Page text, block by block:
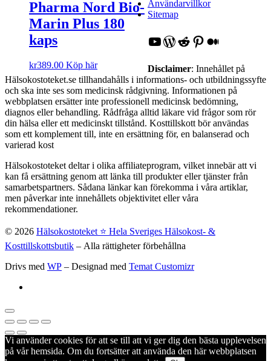
Pharma Nord Bio-
Marin Plus 180
kaps
kr389.00 Köp här
Användarvillkor
Sitemap
YouTube
WordPress
Reddit
Pinterest
Medium
Disclaimer: Innehållet på
Hälsokostoteket.se tillhandahålls i informations- och utbildningssyfte
och ska inte ses som medicinsk rådgivning. Informationen på
webbplatsen ersätter inte professionell medicinsk bedömning,
diagnos eller behandling. Rådfråga alltid läkare vid frågor som rör
din hälsa eller ett medicinskt tillstånd. Kosttillskott bör användas
som ett komplement till, inte en ersättning för, en balanserad och
varierad kost
Hälsokostoteket deltar i olika affiliateprogram, vilket innebär att vi
kan få ersättning genom att länka till produkter eller tjänster från
samarbetspartners. Sådana länkar kan förekomma i våra artiklar,
men påverkar inte innehållets objektivitet eller våra
rekommendationer.
© 2026 Hälsokostoteket ⭐️ Hela Sveriges Hälsokost- &
Kosttillskottsbutik – Alla rättigheter förbehållna
Drivs med WP – Designad med Temat Customizr
Vi använder cookies för att se till att vi ger dig den bästa upplevelsen
på vår hemsida. Om du fortsätter att använda den här webbplatsen